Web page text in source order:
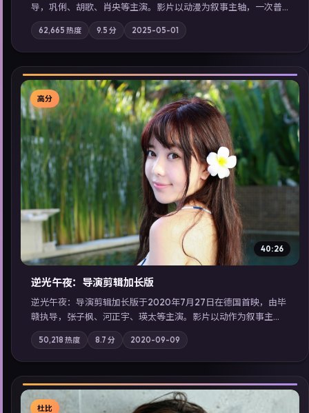
导，巩俐、胡歌、肖央等主演。影片以动漫为叙事主轴，一次普
通通勤演变成全城关注的生死营救；摄影与配乐强化地域气质；
站内亦可通过「国产免费观看高清电视剧在线看」延展检索同类
型高分佳作，畅享高清在线追剧体验。
62,665 热度 9.5 分 2025-05-01
▶
高分
40:26
逆光午夜：导演剪辑加长版
逆光午夜：导演剪辑加长版于2020年7月27日在德国首映，由毕
赣执导，张子枫、河正宇、瑛太等主演。影片以动作为叙事主
轴，记忆碎片重组后，主角发现自己从未活过“真实”的一天；摄
影与配乐强化地域气质；站内亦可通过「国产免费观看高清电视
剧在线看」延展检索同类型高分佳作，畅享高清在线追剧体验。
50,218 热度 8.7 分 2020-09-09
杜比